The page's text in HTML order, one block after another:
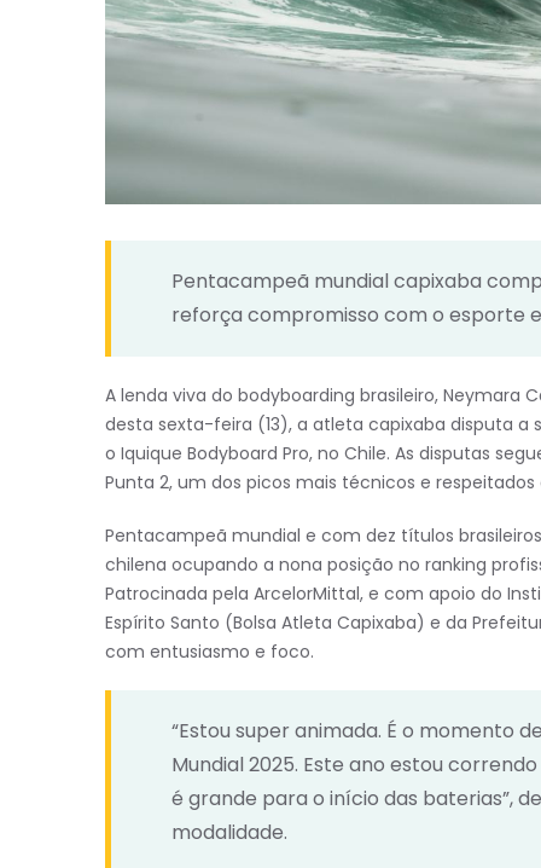
Pentacampeã mundial capixaba
reforça compromisso com o esporte
A lenda viva do bodyboarding brasileiro, Neymara
desta sexta-feira (13), a atleta capixaba disputa a
o Iquique Bodyboard Pro, no Chile. As disputas
Punta 2, um dos picos mais técnicos e
Pentacampeã mundial e com dez títulos
chilena ocupando a nona posição no ranking
Patrocinada pela ArcelorMittal, e com apoio do
Espírito Santo (Bolsa Atleta Capixaba) e da
com entusiasmo e foco.
“Estou super animada. É o momento
Mundial 2025. Este ano estou
é grande para o início das baterias”,
modalidade.